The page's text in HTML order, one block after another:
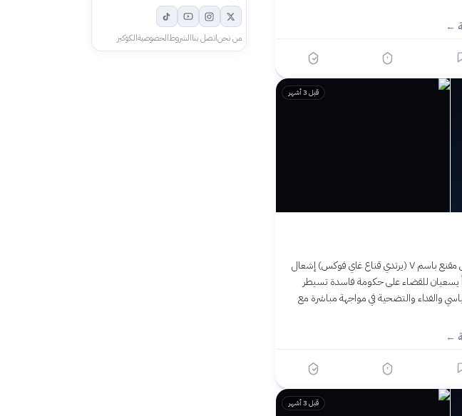
←
قبل 3 أشهر
في بريطانيا المستقبلية التي حكمتها نظام فاشي شمولي، يحاول رجل مقنع باسم V (يرتدي قناع غاي فوكس) إشعال
يسعيان للقضاء على حكومة فاسدة تسيطر
والفداء والتضحية في مواجهة مباشرة مع
←
قبل 3 أشهر
من نحناتصل بناالشروطالخصوصيةالكوكيز